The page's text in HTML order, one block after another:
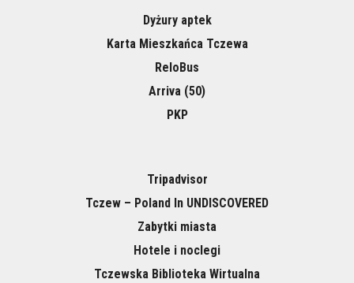
Dyżury aptek
Karta Mieszkańca Tczewa
ReloBus
Arriva (50)
PKP
Tripadvisor
Tczew – Poland In UNDISCOVERED
Zabytki miasta
Hotele i noclegi
Tczewska Biblioteka Wirtualna